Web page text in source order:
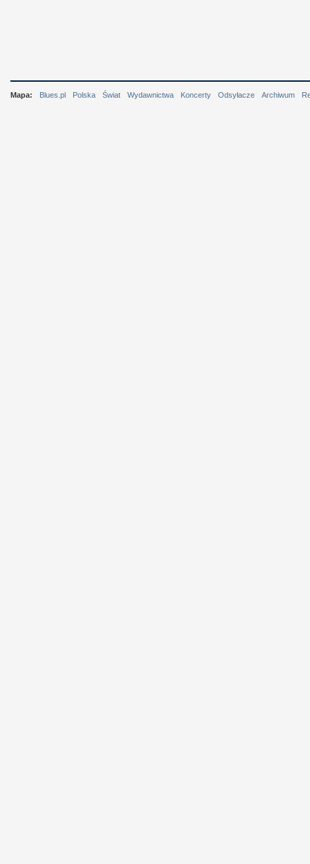
Mapa: Blues.pl Polska Świat Wydawnictwa Koncerty Odsyłacze Archiwum